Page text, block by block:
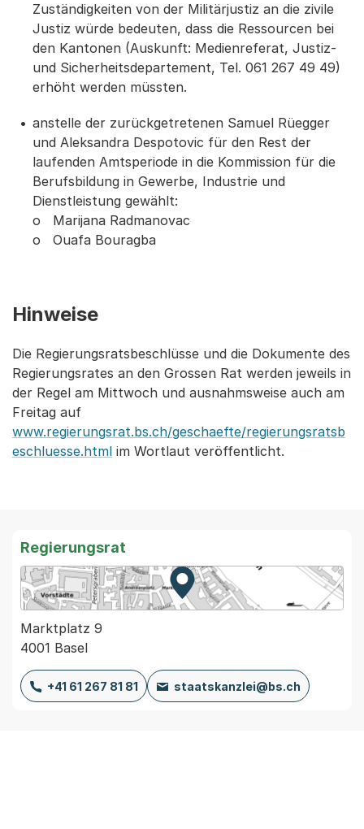
Zuständigkeiten von der Militärjustiz an die zivile
Justiz würde bedeuten, dass die Ressourcen bei
den Kantonen (Auskunft: Medienreferat, Justiz-
und Sicherheitsdepartement, Tel. 061 267 49 49)
erhöht werden müssten.
anstelle der zurückgetretenen Samuel Rüegger
und Aleksandra Despotovic für den Rest der
laufenden Amtsperiode in die Kommission für die
Berufsbildung in Gewerbe, Industrie und
Dienstleistung gewählt:
o Marijana Radmanovac
o Ouafa Bouragba
Hinweise
Die Regierungsratsbeschlüsse und die Dokumente des
Regierungsrates an den Grossen Rat werden jeweils in
der Regel am Mittwoch und ausnahmsweise auch am
Freitag auf
www.regierungsrat.bs.ch/geschaefte/regierungsratsb
eschluesse.html im Wortlaut veröffentlicht.
Regierungsrat
Zur Karte von MapBS.
Externer Link, wird in einem
Marktplatz 9
4001 Basel
+41 61 267 81 81 staatskanzlei@bs.ch